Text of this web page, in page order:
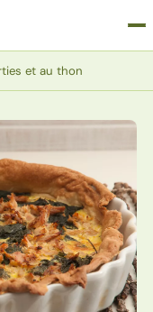
et au thon